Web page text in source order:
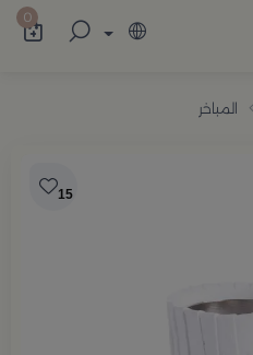
ترامس القهوة 0
المباخر
15